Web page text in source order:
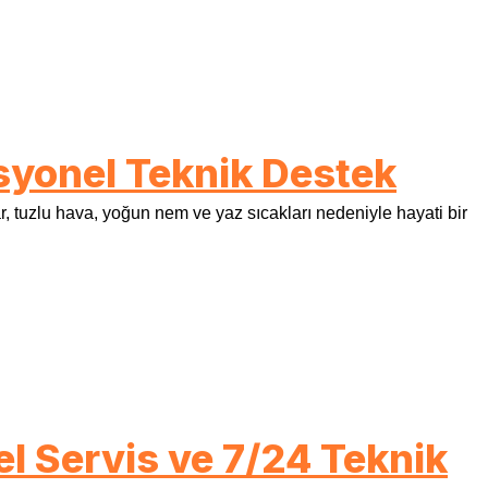
Teknik Destek
hava, yoğun nem ve yaz sıcakları nedeniyle hayati bir
Servis ve 7/24 Teknik